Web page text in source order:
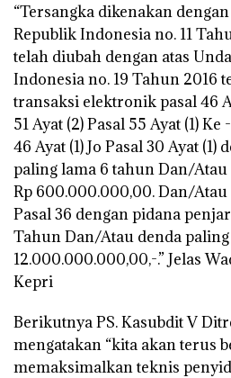
“Tersangka dikenakan
Republik Indonesia no. 11
telah diubah dengan atas
Indonesia no. 19 Tahun 2016
transaksi elektronik pasal 46
51 Ayat (2) Pasal 55 Ayat (1)
46 Ayat (1) Jo Pasal 30 Ayat
paling lama 6 tahun Dan/
Rp 600.000.000,00. Dan/Atau
Pasal 36 dengan pidana
Tahun Dan/Atau denda paling
12.000.000.000,00,-.” Jelas
Kepri
Berikutnya PS. Kasubdit V
mengatakan “kita akan terus
memaksimalkan teknis